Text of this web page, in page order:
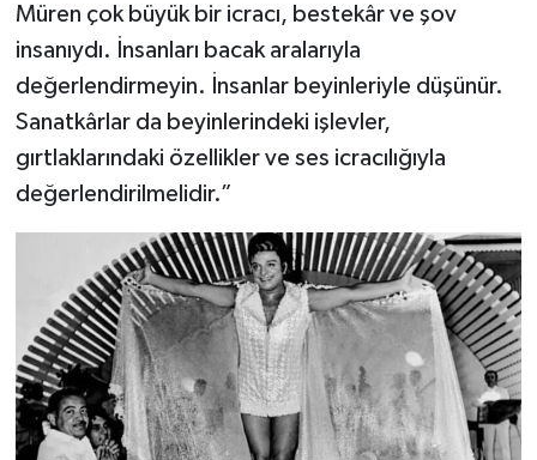
Müren çok büyük bir icracı, bestekâr ve şov
insanıydı. İnsanları bacak aralarıyla
değerlendirmeyin. İnsanlar beyinleriyle düşünür.
Sanatkârlar da beyinlerindeki işlevler,
gırtlaklarındaki özellikler ve ses icracılığıyla
değerlendirilmelidir.”